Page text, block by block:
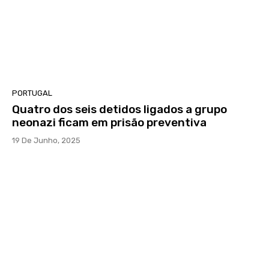
PORTUGAL
Quatro dos seis detidos ligados a grupo
neonazi ficam em prisão preventiva
19 De Junho, 2025